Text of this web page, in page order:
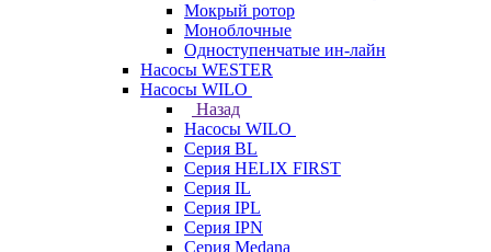
Мокрый ротор
Моноблочные
Одноступенчатые ин-лайн
Насосы WESTER
Насосы WILO
Назад
Насосы WILO
Серия BL
Серия HELIX FIRST
Серия IL
Серия IPL
Серия IPN
Серия Medana